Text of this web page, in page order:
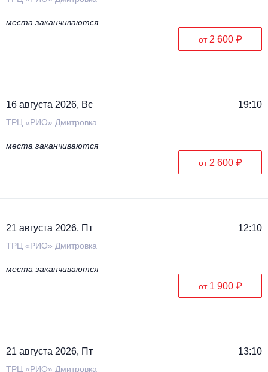
места заканчиваются
от 2 600 ₽
16 августа 2026, Вс 19:10
ТРЦ «РИО» Дмитровка
места заканчиваются
от 2 600 ₽
21 августа 2026, Пт 12:10
ТРЦ «РИО» Дмитровка
места заканчиваются
от 1 900 ₽
21 августа 2026, Пт 13:10
ТРЦ «РИО» Дмитровка